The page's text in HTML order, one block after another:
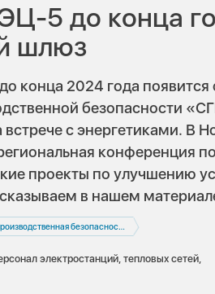
5 до конца
шлюз
конца 2024 года появится
безопасности
с энергетиками. В
конференция по
проекты по улучшению
в нашем
безопасность
электростанций, тепловых сетей,